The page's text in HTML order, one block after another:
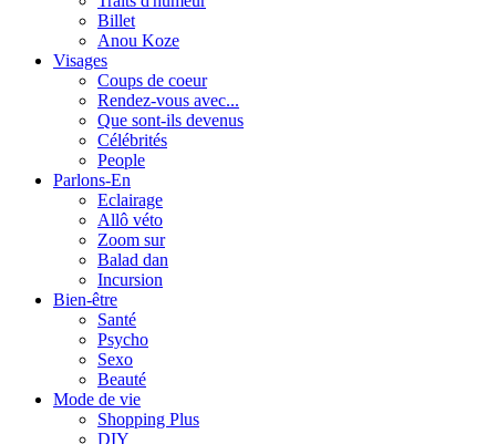
Billet
Anou Koze
Visages
Coups de coeur
Rendez-vous avec...
Que sont-ils devenus
Célébrités
People
Parlons-En
Eclairage
Allô véto
Zoom sur
Balad dan
Incursion
Bien-être
Santé
Psycho
Sexo
Beauté
Mode de vie
Shopping Plus
DIY